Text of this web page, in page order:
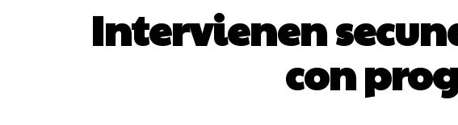
Intervienen
con